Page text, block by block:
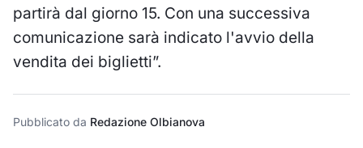
partirà dal giorno 15. Con una successiva
comunicazione sarà indicato l'avvio della
vendita dei biglietti”.
Pubblicato da Redazione Olbianova